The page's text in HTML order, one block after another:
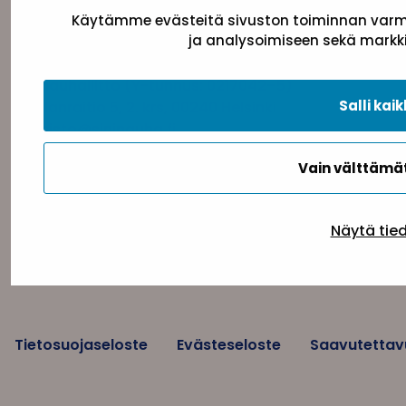
Käytämme evästeitä sivuston toiminnan
ja analysoimiseen sekä
Vain
Salli
Näytä
Sininauhaliitto (Y-tunnus: 0217042–5)
toimisto@sininauha.fi
Tietosuojaseloste Evästeseloste